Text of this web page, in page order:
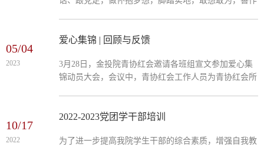
年“青马工程”开班仪式。刘思璐老师及青马班全体学员
妍主持。青年是祖国的未来、民族的希望。金融与投资
学院2023年“青马工程”培训班将从专项学习、专题讲
05/04
2023
爱心集锦 | 回顾与反馈
3月28日，金投院青协红会邀请各班组宣文参加爱心集
锦动员大会，会议中，青协红会工作人员为青协红会所
取得了满满收获，4月8日，青协红会的工作人员们整理
校，目前三所学校均已收到包裹。其中连州市星子镇清
10/17
2022
2022-2023党团学干部培训
为了进一步提高我院学生干部的综合素质，增强自我教